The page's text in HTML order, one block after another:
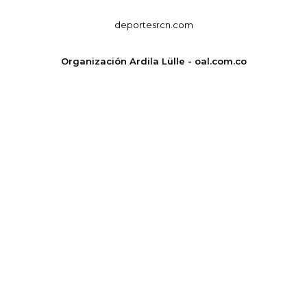
deportesrcn.com
Organización Ardila Lülle - oal.com.co